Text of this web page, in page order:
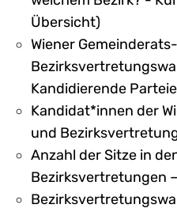
Übersicht)
Wiener
Kandidierende
Kandidat*innen der
und
Anzahl der Sitze in
Bezirksvertretungen